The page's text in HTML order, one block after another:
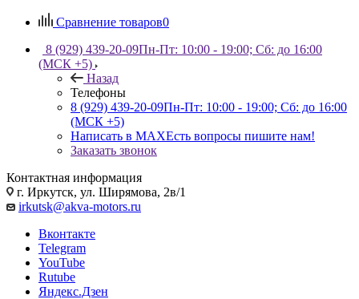
Сравнение товаров0
8 (929) 439-20-09Пн-Пт: 10:00 - 19:00; Сб: до 16:00
(МСК +5)
Назад
Телефоны
8 (929) 439-20-09Пн-Пт: 10:00 - 19:00; Сб: до 16:00
(МСК +5)
Написать в MAXЕсть вопросы пишите нам!
Заказать звонок
Контактная информация
г. Иркутск, ул. Ширямова, 2в/1
irkutsk@akva-motors.ru
Вконтакте
Telegram
YouTube
Rutube
Яндекс.Дзен